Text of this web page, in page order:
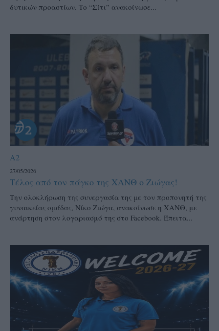
δυτικών προαστίων. Το “Σίτι” ανακοίνωσε...
A2
27/05/2026
Τέλος από τον πάγκο της ΧΑΝΘ ο Ζιώγας!
Την ολοκλήρωση της συνεργασία της με τον προπονητή της
γυναικείας ομάδας, Νίκο Ζιώγα, ανακοίνωσε η ΧΑΝΘ, με
ανάρτηση στον λογαριασμό της στο Facebook. Έπειτα...